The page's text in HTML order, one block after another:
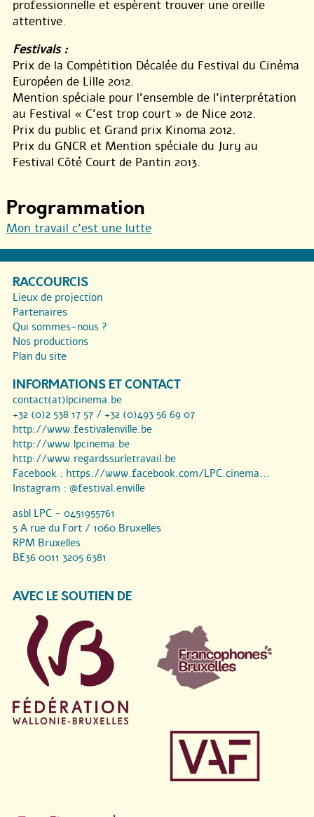
professionnelle et espèrent trouver une oreille
attentive.
Festivals :
Prix de la Compétition Décalée du Festival du Cinéma
Européen de Lille 2012.
Mention spéciale pour l’ensemble de l’interprétation
au Festival « C’est trop court » de Nice 2012.
Prix du public et Grand prix Kinoma 2012.
Prix du GNCR et Mention spéciale du Jury au
Festival Côté Court de Pantin 2013.
Programmation
Mon travail c’est une lutte
RACCOURCIS
Lieux de projection
Partenaires
Qui sommes-nous ?
Nos productions
Plan du site
INFORMATIONS ET CONTACT
contact(at)lpcinema.be
+32 (0)2 538 17 57 / +32 (0)493 56 69 07
http://www.festivalenville.be
http://www.lpcinema.be
http://www.regardssurletravail.be
Facebook : https://www.facebook.com/LPC.cinema...
Instagram : @festival.enville
asbl LPC - 0451955761
5 A rue du Fort / 1060 Bruxelles
RPM Bruxelles
BE36 0011 3205 6381
AVEC LE SOUTIEN DE